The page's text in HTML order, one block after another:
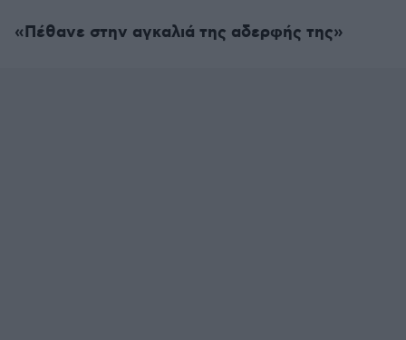
«Πέθανε στην αγκαλιά της αδερφής της»